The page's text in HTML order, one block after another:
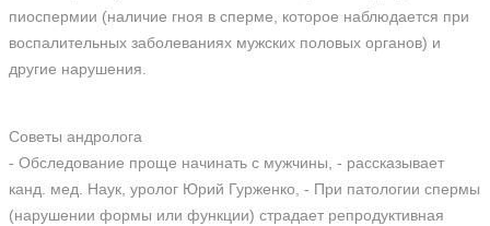
пиоспермии (наличие гноя в сперме, которое наблюдается при
воспалительных заболеваниях мужских половых органов) и
другие нарушения.
Советы андролога
- Обследование проще начинать с мужчины, - рассказывает
канд. мед. Наук, уролог Юрий Гурженко, - При патологии спермы
(нарушении формы или функции) страдает репродуктивная